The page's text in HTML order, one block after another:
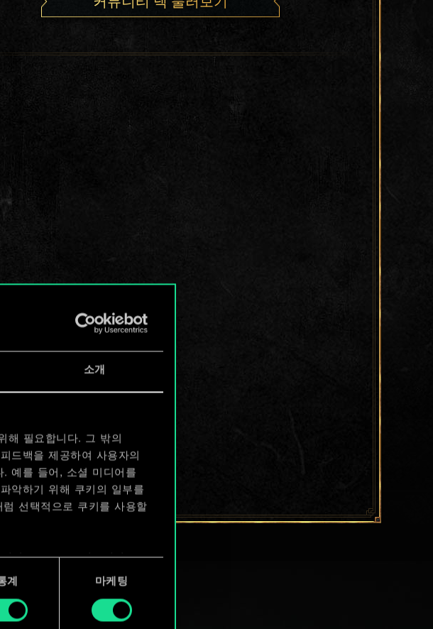
소개
해 필요합니다. 그 밖의
드백을 제공하여 사용자의
. 예를 들어, 소셜 미디어를
악하기 위해 쿠키의 일부를
선택적으로 쿠키를 사용할
의 "Settings" 메뉴에서
계 마케팅